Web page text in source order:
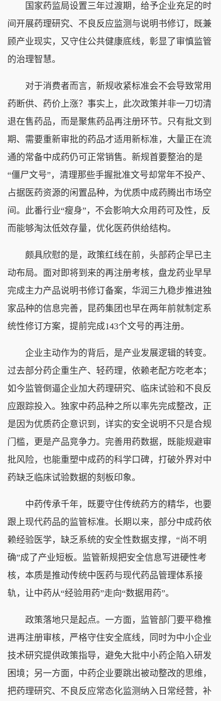
国家药监局设置三年过渡期，给予企业充足的时
间开展药理研究、不良反应监测与说明书修订，既兼
顾产业现实，又守住公共健康底线，彰显了审慎监管
的治理智慧。
对于消费者而言，新规收紧标准会不会导致常用
药断供、药价上涨？事实上，此次政策并非一刀切清
退在售药品，而是聚焦药品再注册环节。只有批文到
期、需要重新审批的药品才适用新标准，大量正在流
通的常备中成药仍可正常销售。新规首要整治的是
“僵尸文号”，清理那些手握批准文号却常年不投产、
占据医药资源的闲置品种，为优质中成药腾出市场空
间。此番行业“瘦身”，不会影响大众用药可及性，反
而能够淘汰低效存量，优化医药供给结构。
颇具欣慰的是，政策红线在前，头部药企早已主
动布局。面对即将到来的再注册考核，盘龙药业早早
完成主力产品说明书修订备案，华润三九稳步推进独
家品种的信息完善，昆药集团也早在两年前就制定系
统性修订方案，提前完成143个文号的再注册。
企业主动作为的背后，是产业发展逻辑的转变。
过去部分药企重生产、轻药理，依赖老配方吃老本；
如今监管倒逼企业加大药理研究、临床试验和不良反
应跟踪投入。独家中药品种之所以率先完成整改，正
是因为优质药企意识到，详实的安全说明不只是合规
门槛，更是产品竞争力。完善用药数据，既能规避审
批风险，也能重塑中成药的科学口碑，打破外界对中
药缺乏临床试验数据的刻板印象。
中药传承千年，既要守住传统药方的精华，也要
跟上现代药品的监管标准。长期以来，部分中成药依
赖经验医学，缺乏系统的安全性数据支撑，“尚不明
确”成了产业短板。监管新规把安全信息写进硬性考
核，本质是推动传统中医药与现代药品管理体系接
轨，让中药从“经验用药”走向“数据用药”。
政策落地只是起点。一方面，监管部门要平稳推
进再注册审核，严格守住安全底线，同时为中小企业
技术研究提供政策指导，避免大批中小药企陷入研发
困境；另一方面，中药企业要跳出被动整改的思维，
把药理研究、不良反应常态化监测纳入日常经营，补